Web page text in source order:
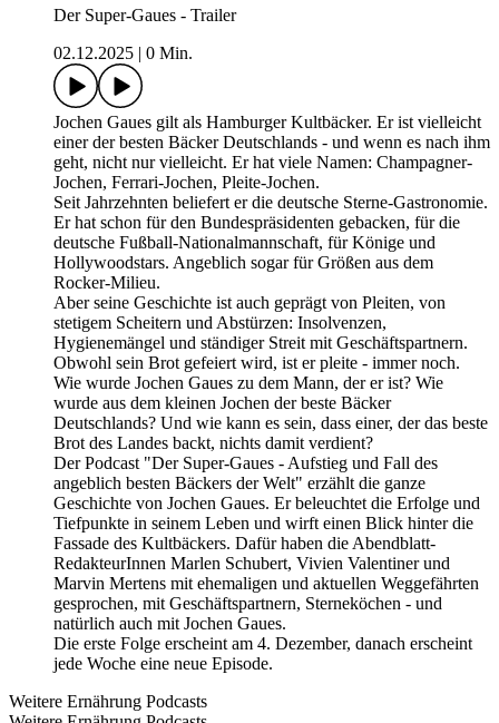
Der Super-Gaues - Trailer
02.12.2025
0 Min.
Jochen Gaues gilt als Hamburger Kultbäcker. Er ist vielleicht
einer der besten Bäcker Deutschlands - und wenn es nach ihm
geht, nicht nur vielleicht. Er hat viele Namen: Champagner-
Jochen, Ferrari-Jochen, Pleite-Jochen.
Seit Jahrzehnten beliefert er die deutsche Sterne-Gastronomie.
Er hat schon für den Bundespräsidenten gebacken, für die
deutsche Fußball-Nationalmannschaft, für Könige und
Hollywoodstars. Angeblich sogar für Größen aus dem
Rocker-Milieu.
Aber seine Geschichte ist auch geprägt von Pleiten, von
stetigem Scheitern und Abstürzen: Insolvenzen,
Hygienemängel und ständiger Streit mit Geschäftspartnern.
Obwohl sein Brot gefeiert wird, ist er pleite - immer noch.
Wie wurde Jochen Gaues zu dem Mann, der er ist? Wie
wurde aus dem kleinen Jochen der beste Bäcker
Deutschlands? Und wie kann es sein, dass einer, der das beste
Brot des Landes backt, nichts damit verdient?
Der Podcast "Der Super-Gaues - Aufstieg und Fall des
angeblich besten Bäckers der Welt" erzählt die ganze
Geschichte von Jochen Gaues. Er beleuchtet die Erfolge und
Tiefpunkte in seinem Leben und wirft einen Blick hinter die
Fassade des Kultbäckers. Dafür haben die Abendblatt-
RedakteurInnen Marlen Schubert, Vivien Valentiner und
Marvin Mertens mit ehemaligen und aktuellen Weggefährten
gesprochen, mit Geschäftspartnern, Sterneköchen - und
natürlich auch mit Jochen Gaues.
Die erste Folge erscheint am 4. Dezember, danach erscheint
jede Woche eine neue Episode.
Weitere Ernährung Podcasts